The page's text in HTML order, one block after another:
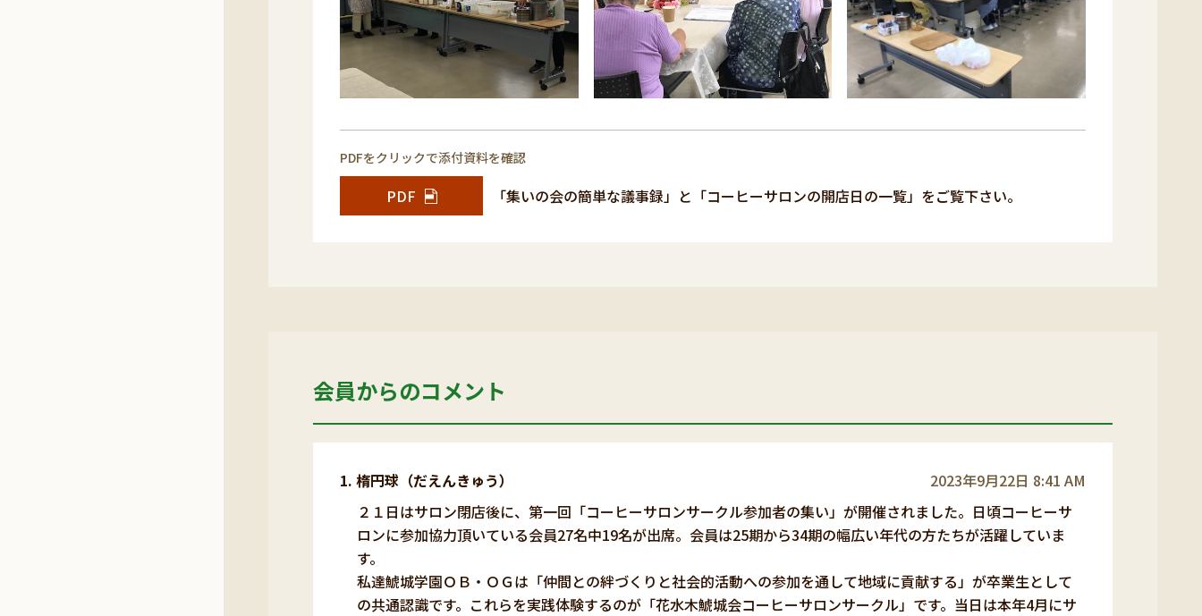
PDFをクリックで添付資料を確認
PDF 「集いの会の簡単な議事録」と「コーヒーサロンの開店日の一覧」をご覧下さい。
会員からのコメント
楕円球（だえんきゅう）
2023年9月22日 8:41 AM
２１日はサロン閉店後に、第一回「コーヒーサロンサークル参加者の集い」が開催されました。日頃コーヒーサ
ロンに参加協力頂いている会員27名中19名が出席。会員は25期から34期の幅広い年代の方たちが活躍していま
す。
私達鯱城学園ＯＢ・ＯＧは「仲間との絆づくりと社会的活動への参加を通して地域に貢献する」が卒業生として
の共通認識です。これらを実践体験するのが「花水木鯱城会コーヒーサロンサークル」です。当日は本年4月にサ